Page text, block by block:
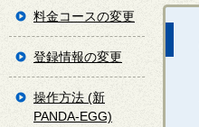
料金コースの変更
登録情報の変更
操作方法 (新
PANDA-EGG)